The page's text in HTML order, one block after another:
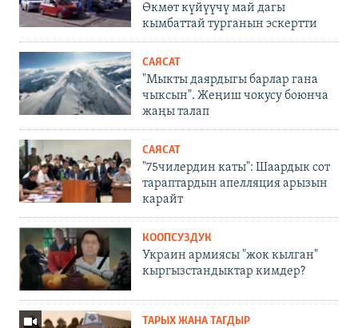
Өкмөт күйүүчү май дагы
кымбаттай турганын эскертти
САЯСАТ
"Мыкты даярдыгы барлар гана
чыксын". Жеңиш чокусу боюнча
жаңы талап
САЯСАТ
"75чилердин каты": Шаардык сот
тараптардын апелляция арызын
карайт
КООПСУЗДУК
Украин армиясы "жок кылган"
кыргызстандыктар кимдер?
ТАРЫХ ЖАНА ТАГДЫР